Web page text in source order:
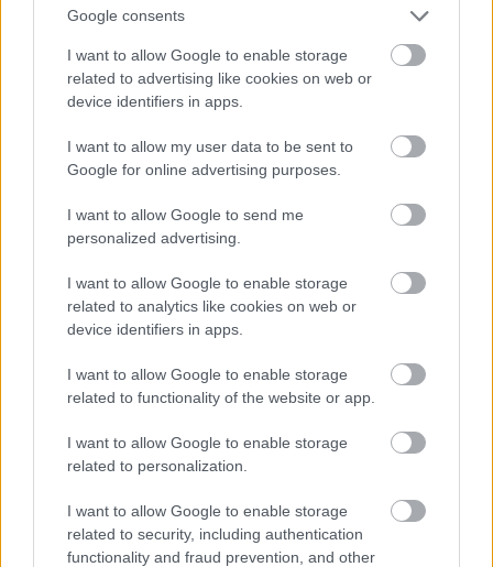
Google consents
I want to allow Google to enable storage
related to advertising like cookies on web or
device identifiers in apps.
I want to allow my user data to be sent to
Google for online advertising purposes.
I want to allow Google to send me
personalized advertising.
I want to allow Google to enable storage
related to analytics like cookies on web or
device identifiers in apps.
I want to allow Google to enable storage
related to functionality of the website or app.
I want to allow Google to enable storage
related to personalization.
I want to allow Google to enable storage
related to security, including authentication
functionality and fraud prevention, and other
Yorkban
Fotó: Mpi99/bauer-Griffin / Europress / Getty
Jön még kép!